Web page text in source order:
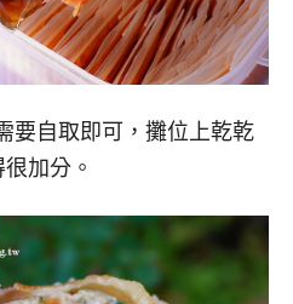
要自取即可，攤位上乾乾
加分。